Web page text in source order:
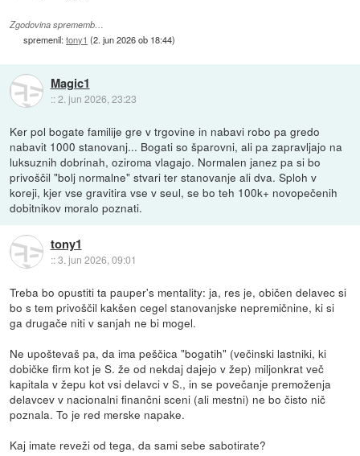
Zgodovina sprememb…
spremenil:tony1 (2. jun 2026 ob 18:44)
Magic1
::2. jun 2026, 23:23
Ker pol bogate familije gre v trgovine in nabavi robo pa gredo
nabavit 1000 stanovanj... Bogati so šparovni, ali pa zapravljajo na
luksuznih dobrinah, oziroma vlagajo. Normalen janez pa si bo
privoščil "bolj normalne" stvari ter stanovanje ali dva. Sploh v
koreji, kjer vse gravitira vse v seul, se bo teh 100k+ novopečenih
dobitnikov moralo poznati.
tony1
::3. jun 2026, 09:01
Treba bo opustiti ta pauper's mentality: ja, res je, običen delavec si
bo s tem privoščil kakšen cegel stanovanjske nepremičnine, ki si
ga drugače niti v sanjah ne bi mogel.
Ne upoštevaš pa, da ima peščica "bogatih" (večinski lastniki, ki
dobičke firm kot je S. že od nekdaj dajejo v žep) miljonkrat več
kapitala v žepu kot vsi delavci v S., in se povečanje premoženja
delavcev v nacionalni finančni sceni (ali mestni) ne bo čisto nič
poznala. To je red merske napake.
Kaj imate reveži od tega, da sami sebe sabotirate?